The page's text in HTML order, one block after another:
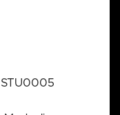
I
STU0005